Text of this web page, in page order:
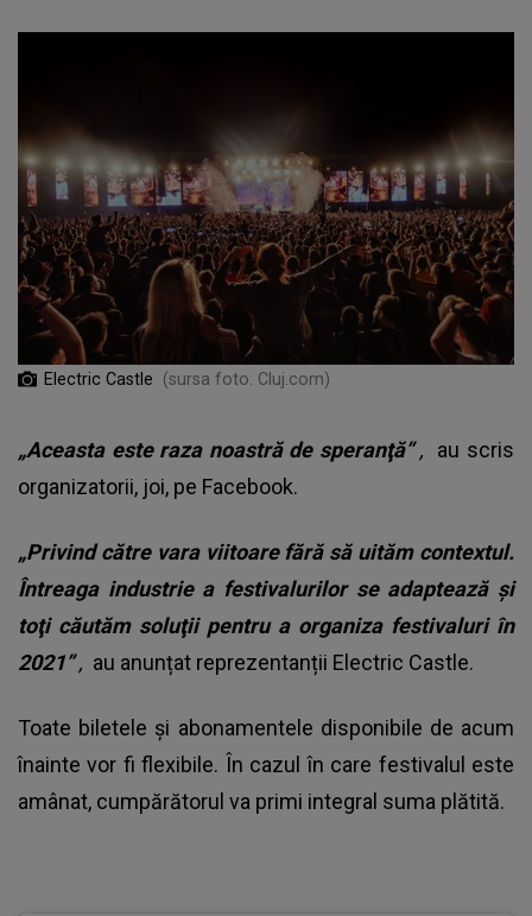
Electric Castle (sursa foto: Cluj.com)
„Aceasta este raza noastră de speranţă”, au scris
organizatorii, joi, pe Facebook.
„Privind către vara viitoare fără să uităm contextul.
Întreaga industrie a festivalurilor se adaptează şi
toţi căutăm soluţii pentru a organiza festivaluri în
2021”, au anunțat reprezentanții Electric Castle.
Toate biletele şi abonamentele disponibile de acum
înainte vor fi flexibile. În cazul în care festivalul este
amânat, cumpărătorul va primi integral suma plătită.